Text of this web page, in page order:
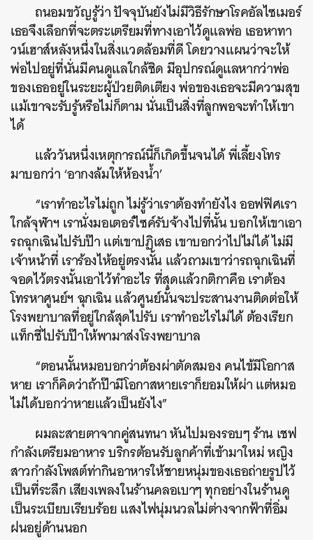
ถนอมขวัญรู้ว่า ปัจจุบันยังไม่มีวิธีรักษาโรคอัลไซเมอร์
เธอจึงเลือกที่จะตระเตรียมที่ทางเอาไว้ดูแลพ่อ เธอหาทา
วน์เฮาส์หลังหนึ่งในสิ่งแวดล้อมที่ดี โดยวางแผนว่าจะให้
พ่อไปอยู่ที่นั่นมีคนดูแลใกล้ชิด มีอุปกรณ์ดูแลหากว่าพ่อ
ของเธออยู่ในระยะผู้ป่วยติดเตียง พ่อของเธอจะมีความสุข
แม้เขาจะรับรู้หรือไม่ก็ตาม นั่นเป็นสิ่งที่ลูกพอจะทำให้เขา
ได้
แล้ววันหนึ่งเหตุการณ์นี้ก็เกิดขึ้นจนได้ พี่เลี้ยงโทร
มาบอกว่า ‘อากงล้มให้ห้องน้ำ’
“เราทำอะไรไม่ถูก ไม่รู้ว่าเราต้องทำยังไง ออฟฟิศเรา
ใกล้จุฬาฯ เรานั่งมอเตอร์ไซค์รับจ้างไปที่นั้น บอกให้เขาเอา
รถฉุกเฉินไปรับป๊า แต่เขาปฏิเสธ เขาบอกว่าไปไม่ได้ ไม่มี
เจ้าหน้าที่ เราร้องไห้อยู่ตรงนั้น แล้วถามเขาว่ารถฉุกเฉินที่
จอดไว้ตรงนั้นเอาไว้ทำอะไร ที่สุดแล้วกติกาคือ เราต้อง
โทรหาศูนย์ฯ ฉุกเฉิน แล้วศูนย์นั้นจะประสานงานติดต่อให้
โรงพยาบาลที่อยู่ใกล้สุดไปรับ เราทำอะไรไม่ได้ ต้องเรียก
แท็กซี่ไปรับป๊าให้พามาส่งโรงพยาบาล
“ตอนนั้นหมอบอกว่าต้องผ่าตัดสมอง คนไข้มีโอกาส
หาย เราก็คิดว่าถ้าป๊ามีโอกาสหายเราก็ยอมให้ผ่า แต่หมอ
ไม่ได้บอกว่าหายแล้วเป็นยังไง”
ผมละสายตาจากคู่สนทนา หันไปมองรอบๆ ร้าน เชฟ
กำลังเตรียมอาหาร บริกรต้อนรับลูกค้าที่เข้ามาใหม่ หญิง
สาวกำลังโพสต์ท่ากินอาหารให้ชายหนุ่มของเธอถ่ายรูปไว้
เป็นที่ระลึก เสียงเพลงในร้านคลอเบาๆ ทุกอย่างในร้านดู
เป็นระเบียบเรียบร้อย แสงไฟนุ่มนวลไม่ต่างจากฟ้าที่อิ่ม
ฝนอยู่ด้านนอก